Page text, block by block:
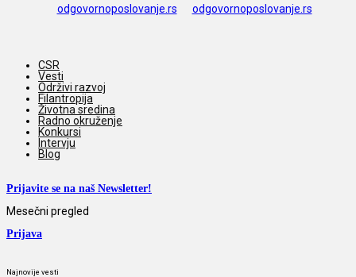
CSR
Vesti
Održivi razvoj
Filantropija
Životna sredina
Radno okruženje
Konkursi
Intervju
Blog
Prijavite se na naš Newsletter!
Mesečni pregled
Prijava
Najnovije vesti